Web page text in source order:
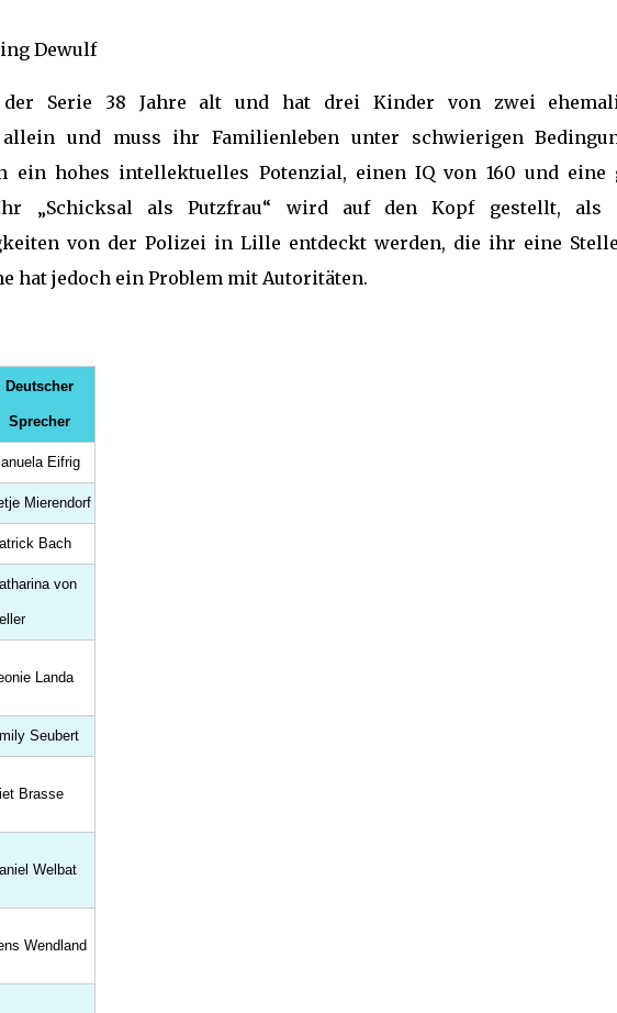
Dewulf
Serie 38 Jahre alt und hat drei Kinder von zwei
allein und muss ihr Familienleben unter schwierigen
ein hohes intellektuelles Potenzial, einen IQ von 160 und eine
„Schicksal als Putzfrau“ wird auf den Kopf gestellt, als
von der Polizei in Lille entdeckt werden, die ihr eine
hat jedoch ein Problem mit Autoritäten.
Deutscher
Sprecher
Eifrig
Mierendorf
Bach
von
Landa
Seubert
Brasse
Welbat
Wendland